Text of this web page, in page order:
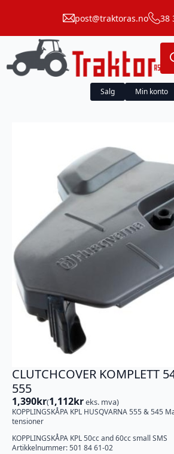
post@traktoras.no 38
for:
Salg Min konto
CLUTCHCOVER KOMPLETT
555
1,390kr(1,112kreks. mva)
KOPPLINGSKÅPA KPL HUSQVARNA 555 & 545
tensioner
KOPPLINGSKÅPA KPL 50cc and 60cc small SMS
Artikkelnummer: 501 84 61-02